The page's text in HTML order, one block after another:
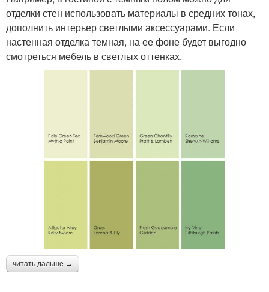
отделки стен использовать материалы в средних тонах,
дополнить интерьер светлыми аксессуарами. Если
настенная отделка темная, на ее фоне будет выгодно
смотреться мебель в светлых оттенках.
читать дальше →